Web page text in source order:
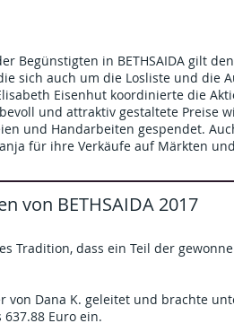
Begünstigten in BETHSAIDA gilt
sich auch um die Losliste und die
Eisenhut koordinierte die
und attraktiv gestaltete Preise
und Handarbeiten gespendet.
für ihre Verkäufe auf Märkten
von BETHSAIDA 2017
Tradition, dass ein Teil der
von Dana K. geleitet und brachte
Euro ein.